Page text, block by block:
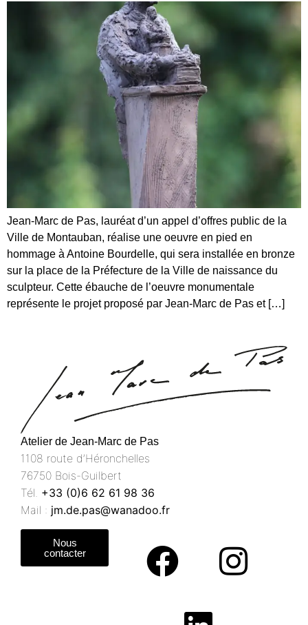
Jean-Marc de Pas, lauréat d’un appel d’offres public de la
Ville de Montauban, réalise une oeuvre en pied en
hommage à Antoine Bourdelle, qui sera installée en bronze
sur la place de la Préfecture de la Ville de naissance du
sculpteur. Cette ébauche de l’oeuvre monumentale
représente le projet proposé par Jean-Marc de Pas et […]
Atelier de Jean-Marc de Pas
1108 route d’Héronchelles
76750 Bois-Guilbert
Tél. +33 (0)6 62 61 98 36
Mail : jm.de.pas@wanadoo.fr
Nous
contacter